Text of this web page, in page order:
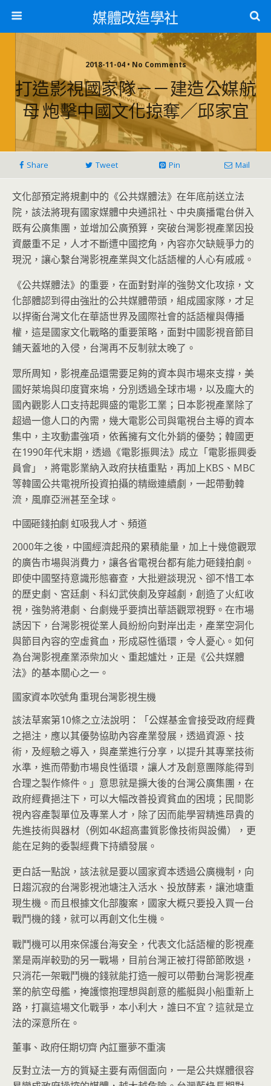
媒體改造學社
2018-11-04 • No Comments
打造影視國家隊－－建造公媒航
母 炮擊中國文化掠奪／邱家宜
Share Tweet Pin Mail
文化部預定將規劃中的《公共媒體法》在年底前送立法
院，該法將現有國家媒體中央通訊社、中央廣播電台併入
既有公廣集團，並增加公廣預算，突破台灣影視產業因投
資嚴重不足，人才不斷遭中國挖角，內容亦欠缺競爭力的
現況，讓心繫台灣影視產業與文化話語權的人心有戚戚。
《公共媒體法》的重要，在面對對岸的強勢文化攻掠，文
化部體認到得由強壯的公共媒體帶頭，組成國家隊，才足
以捍衞台灣文化在華語世界及國際社會的話語權與傳播
權，這是國家文化戰略的重要策略，面對中國影視音節目
鋪天蓋地的入侵，台灣再不反制就太晚了。
眾所周知，影視產品還需要足夠的資本與市場來支撐，美
國好萊塢與印度寶來塢，分別透過全球市場，以及龐大的
國內觀影人口支持起興盛的電影工業；日本影視產業除了
超過一億人口的內需，幾大電影公司與電視台主導的資本
集中，主攻動畫強項，依舊擁有文化外銷的優勢；韓國更
在1990年代末期，透過《電影振興法》成立「電影振興委
員會」，將電影業納入政府扶植重點，再加上KBS、MBC
等韓國公共電視所投資拍攝的精緻連續劇，一起帶動韓
流，風靡亞洲甚至全球。
中國砸錢拍劇 虹吸我人才、頻道
2000年之後，中國經濟起飛的累積能量，加上十幾億觀眾
的廣告市場與消費力，讓各省電視台都有能力砸錢拍劇。
即使中國堅持意識形態審查，大批避談現況、卻不惜工本
的歷史劇、宮廷劇、科幻武俠劇及穿越劇，創造了火紅收
視，強勢將港劇、台劇幾乎要擠出華語觀眾視野。在市場
誘因下，台灣影視從業人員紛紛向對岸出走，產業空洞化
與節目內容的空虛貧血，形成惡性循環，令人憂心。如何
為台灣影視產業添柴加火、重起爐灶，正是《公共媒體
法》的基本關心之一。
國家資本吹號角 重現台灣影視生機
該法草案第10條之立法說明：「公媒基金會接受政府經費
之挹注，應以其優勢協助內容產業發展，透過資源、技
術，及經驗之導入，與產業進行分享，以提升其專業技術
水準，進而帶動市場良性循環，讓人才及創意團隊能得到
合理之製作條件。」意思就是擴大後的台灣公廣集團，在
政府經費挹注下，可以大幅改善投資貧血的困境；民間影
視內容產製單位及專業人才，除了因而能學習精進昂貴的
先進技術與器材（例如4K超高畫質影像技術與設備），更
能在足夠的委製經費下持續發展。
更白話一點說，該法就是要以國家資本透過公廣機制，向
日趨沉寂的台灣影視池塘注入活水、投放酵素，讓池塘重
現生機。而且根據文化部腹案，國家大概只要投入買一台
戰鬥機的錢，就可以再創文化生機。
戰鬥機可以用來保護台海安全，代表文化話語權的影視產
業是兩岸較勁的另一戰場，目前台灣正被打得節節敗退，
只消花一架戰鬥機的錢就能打造一艘可以帶動台灣影視產
業的航空母艦，掩護懷抱理想與創意的艦艇與小船重新上
路，打贏這場文化戰爭，本小利大，誰曰不宜？這就是立
法的深意所在。
董事、政府任期切齊 內訌噩夢不重演
反對立法一方的質疑主要有兩個面向，一是公共媒體很容